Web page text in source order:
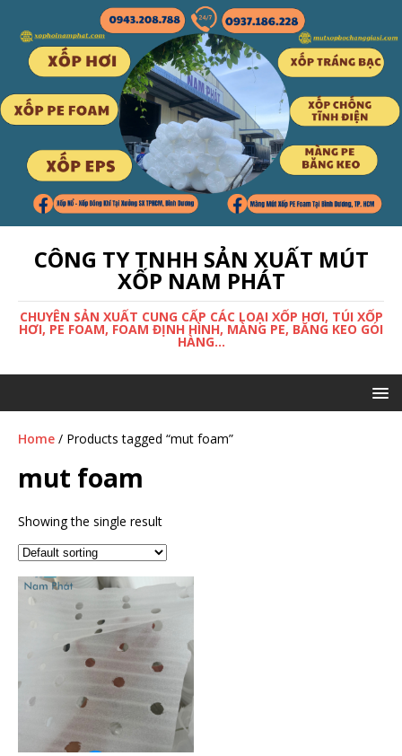
CÔNG TY TNHH SẢN XUẤT MÚT
XỐP NAM PHÁT
CHUYÊN SẢN XUẤT CUNG CẤP CÁC LOẠI XỐP HƠI, TÚI XỐP
HƠI, PE FOAM, FOAM ĐỊNH HÌNH, MÀNG PE, BĂNG KEO GÓI
HÀNG...
Home / Products tagged “mut foam”
mut foam
Showing the single result